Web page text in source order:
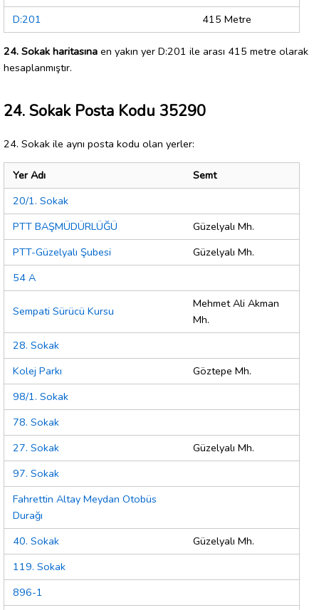
D:201
415 Metre
24. Sokak haritasına en yakın yer D:201 ile arası 415 metre olarak
hesaplanmıştır.
24. Sokak Posta Kodu 35290
24. Sokak ile aynı posta kodu olan yerler:
Yer Adı
Semt
20/1. Sokak
PTT BAŞMÜDÜRLÜĞÜ
Güzelyalı Mh.
PTT-Güzelyalı Şubesi
Güzelyalı Mh.
54 A
Sempati Sürücü Kursu
Mehmet Ali Akman
Mh.
28. Sokak
Kolej Parkı
Göztepe Mh.
98/1. Sokak
78. Sokak
27. Sokak
Güzelyalı Mh.
97. Sokak
Fahrettin Altay Meydan Otobüs
Durağı
40. Sokak
Güzelyalı Mh.
119. Sokak
896-1